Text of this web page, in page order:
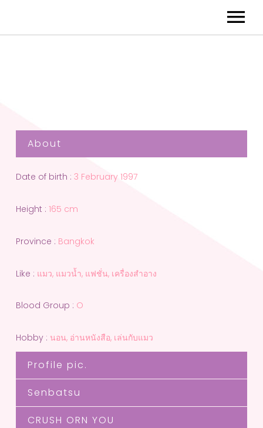
About
Date of birth : 3 February 1997
Height : 165 cm
Province : Bangkok
Like : แมว, แมวน้ำ, แฟชั่น, เครื่องสำอาง
Blood Group : O
Hobby : นอน, อ่านหนังสือ, เล่นกับแมว
Profile pic.
Senbatsu
CRUSH ORN YOU